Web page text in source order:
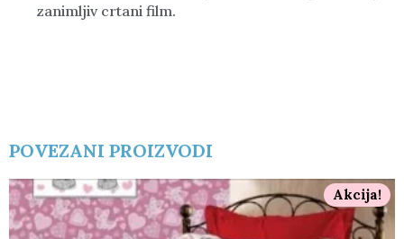
zanimljiv crtani film.
POVEZANI PROIZVODI
Akcija!